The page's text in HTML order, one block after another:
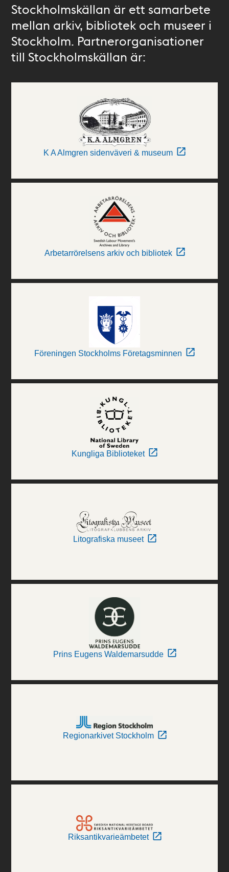
Stockholmskällan är ett samarbete
mellan arkiv, bibliotek och museer i
Stockholm. Partnerorganisationer
till Stockholmskällan är:
K A Almgren sidenväveri & museum
Arbetarrörelsens arkiv och bibliotek
Föreningen Stockholms Företagsminnen
Kungliga Biblioteket
Litografiska museet
Prins Eugens Waldemarsudde
Regionarkivet Stockholm
Riksantikvarieämbetet